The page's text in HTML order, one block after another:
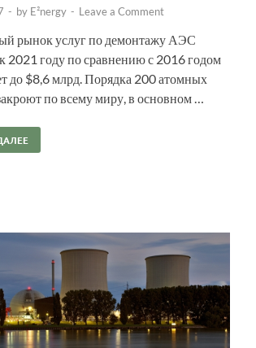
- by E²nergy - Leave a Comment
рынок услуг по демонтажу АЭС
2021 году по сравнению с 2016 годом
до $8,6 млрд. Порядка 200 атомных
по всему миру, в основном …